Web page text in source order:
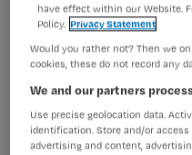
have effect within our Website.
Policy. Privacy Statement
Would you rather not? Then we
cookies, these do not record any
We and our partners
Use precise geolocation data.
identification. Store and/or
advertising and content,